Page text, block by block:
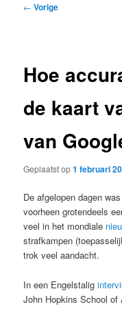
Bericht
← Vorige
Hoe
de kaart
van
Geplaatst op1 februari
De afgelopen dagen
voorheen grotendeels
veel in het mondiale
strafkampen
trok veel aandacht.
In een Engelstalig
John Hopkins School